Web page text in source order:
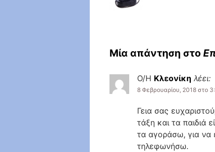
Μία απάντηση στο
Ο/Η Κλεονίκη λέει:
8 Φεβρουαρίου, 2018 στο
Γεια σας
τάξη και τα παιδιά
τα αγοράσω, για να
τηλεφωνήσω.